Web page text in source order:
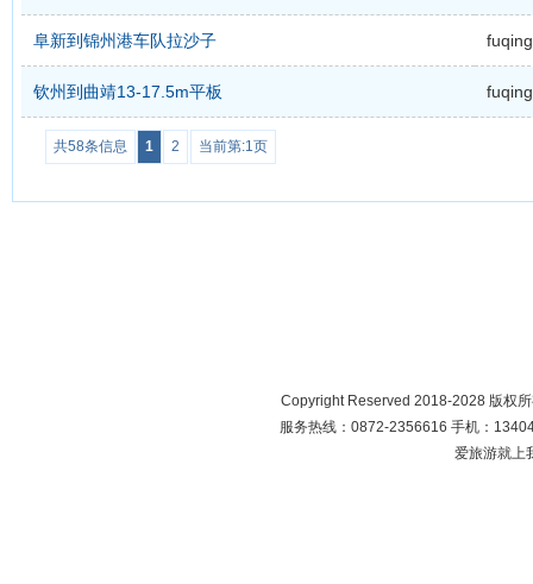
阜新到锦州港车队拉沙子 fuqing
钦州到曲靖13-17.5m平板 fuqing
共58条信息 1 2 当前第:1页
Copyright Reserved 2018-2028 版权
服务热线：0872-2356616 手机：
爱旅游就上